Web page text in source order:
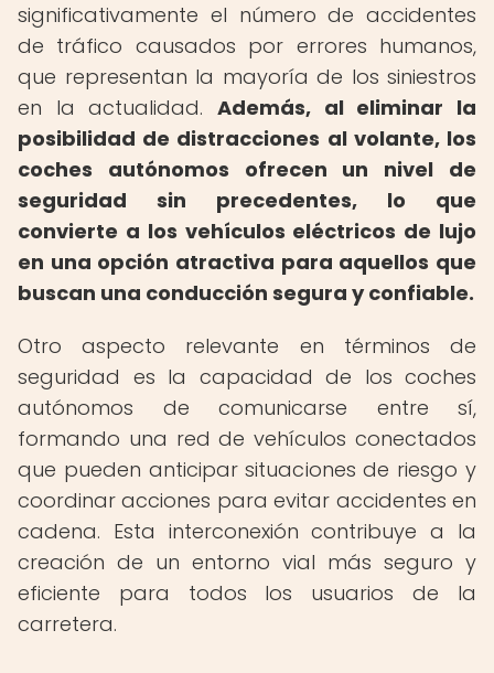
significativamente el número de accidentes
de tráfico causados por errores humanos,
que representan la mayoría de los siniestros
en la actualidad. Además, al eliminar la
posibilidad de distracciones al volante, los
coches autónomos ofrecen un nivel de
seguridad sin precedentes, lo que
convierte a los vehículos eléctricos de lujo
en una opción atractiva para aquellos que
buscan una conducción segura y confiable.
Otro aspecto relevante en términos de
seguridad es la capacidad de los coches
autónomos de comunicarse entre sí,
formando una red de vehículos conectados
que pueden anticipar situaciones de riesgo y
coordinar acciones para evitar accidentes en
cadena. Esta interconexión contribuye a la
creación de un entorno vial más seguro y
eficiente para todos los usuarios de la
carretera.